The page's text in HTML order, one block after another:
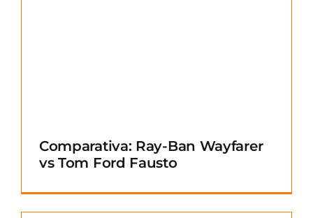
Comparativa: Ray-Ban Wayfarer
vs Tom Ford Fausto